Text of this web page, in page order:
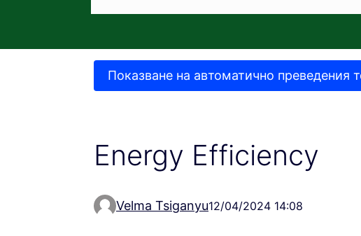
Показване на автоматично преведения
Energy Efficiency
Velma Tsiganyu12/04/2024 14:08